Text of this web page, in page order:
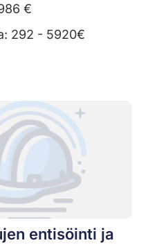
€
292 - 5920€
entisöinti ja